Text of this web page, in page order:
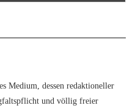
Medium, dessen redaktioneller
und völlig freier